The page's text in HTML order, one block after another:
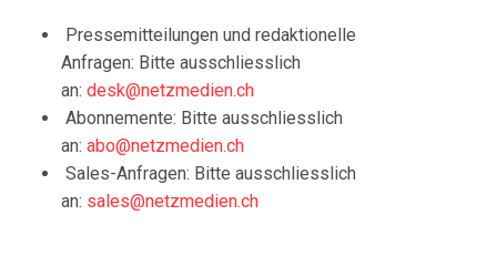
Pressemitteilungen und redaktionelle
Anfragen: Bitte ausschliesslich
an: desk@netzmedien.ch
Abonnemente: Bitte ausschliesslich
an: abo@netzmedien.ch
Sales-Anfragen: Bitte ausschliesslich
an: sales@netzmedien.ch